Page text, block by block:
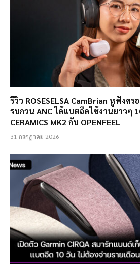
รีวิว ROSESELSA CamBrian หูฟังค
รบกวน ANC ได้แบตอึดใช้งานยาวๆ
CERAMICS MK2 กับ OPENFEEL
31 กรกฎาคม 2026